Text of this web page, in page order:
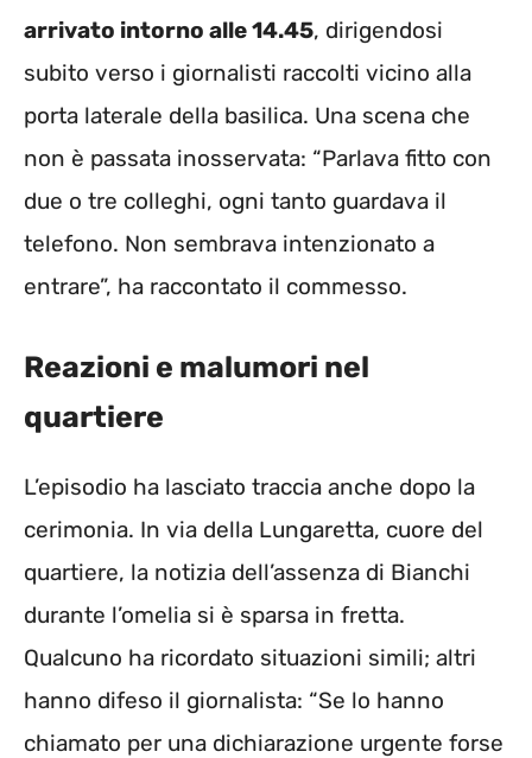
arrivato intorno alle 14.45, dirigendosi
subito verso i giornalisti raccolti vicino alla
porta laterale della basilica. Una scena che
non è passata inosservata: “Parlava fitto con
due o tre colleghi, ogni tanto guardava il
telefono. Non sembrava intenzionato a
entrare”, ha raccontato il commesso.
Reazioni e malumori nel
quartiere
L’episodio ha lasciato traccia anche dopo la
cerimonia. In via della Lungaretta, cuore del
quartiere, la notizia dell’assenza di Bianchi
durante l’omelia si è sparsa in fretta.
Qualcuno ha ricordato situazioni simili; altri
hanno difeso il giornalista: “Se lo hanno
chiamato per una dichiarazione urgente forse